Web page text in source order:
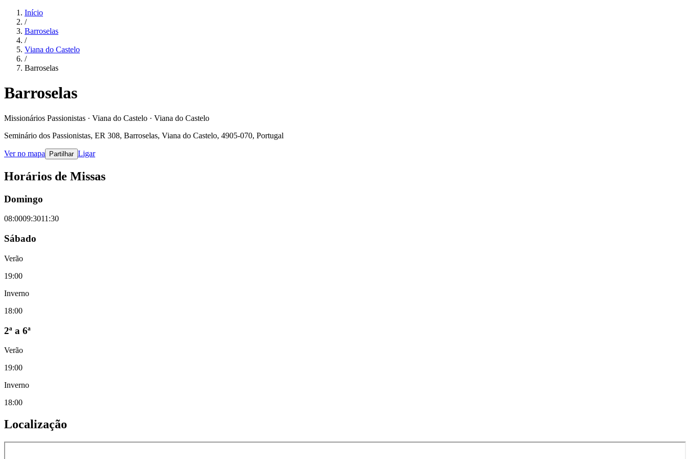
Início
/
Barroselas
/
Viana do Castelo
/
Barroselas
Barroselas
Missionários Passionistas · Viana do Castelo · Viana do Castelo
Seminário dos Passionistas, ER 308, Barroselas, Viana do Castelo, 4905-070, Portugal
Ver no mapa Partilhar Ligar
Horários de Missas
Domingo
08:0009:3011:30
Sábado
Verão
19:00
Inverno
18:00
2ª a 6ª
Verão
19:00
Inverno
18:00
Localização